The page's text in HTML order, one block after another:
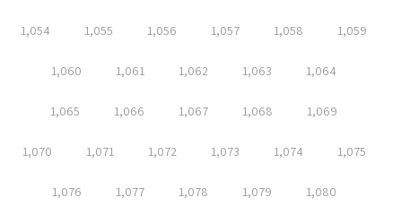
1,054 1,055 1,056 1,057 1,058 1,059
1,060 1,061 1,062 1,063 1,064
1,065 1,066 1,067 1,068 1,069
1,070 1,071 1,072 1,073 1,074 1,075
1,076 1,077 1,078 1,079 1,080